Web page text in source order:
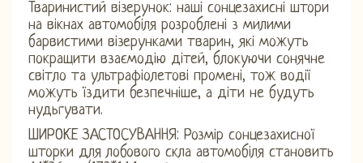
Тваринистий візерунок: наші сонцезахисні штори
на вікнах автомобіля розроблені з милими
барвистими візерунками тварин, які можуть
покращити взаємодію дітей, блокуючи сонячне
світло та ультрафіолетові промені, тож водії
можуть їздити безпечніше, а діти не будуть
нудьгувати.
ШИРОКЕ ЗАСТОСУВАННЯ: Розмір сонцезахисної
шторки для лобового скла автомобіля становить